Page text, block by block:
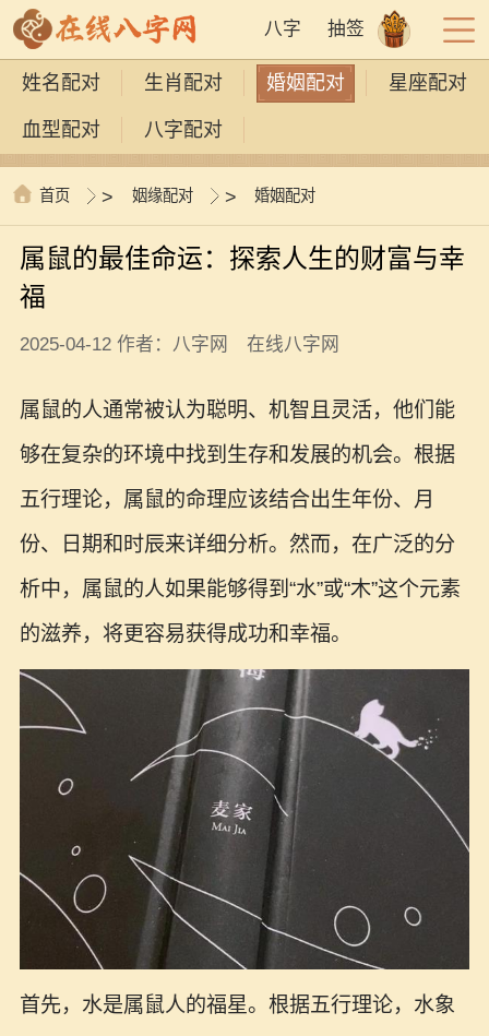
八字 抽签
姓名配对 生肖配对 婚姻配对 星座配对
血型配对 八字配对
首页 > 姻缘配对 > 婚姻配对
属鼠的最佳命运：探索人生的财富与幸
福
2025-04-12 作者：八字网 在线八字网
属鼠的人通常被认为聪明、机智且灵活，他们能
够在复杂的环境中找到生存和发展的机会。根据
五行理论，属鼠的命理应该结合出生年份、月
份、日期和时辰来详细分析。然而，在广泛的分
析中，属鼠的人如果能够得到“水”或“木”这个元素
的滋养，将更容易获得成功和幸福。
首先，水是属鼠人的福星。根据五行理论，水象